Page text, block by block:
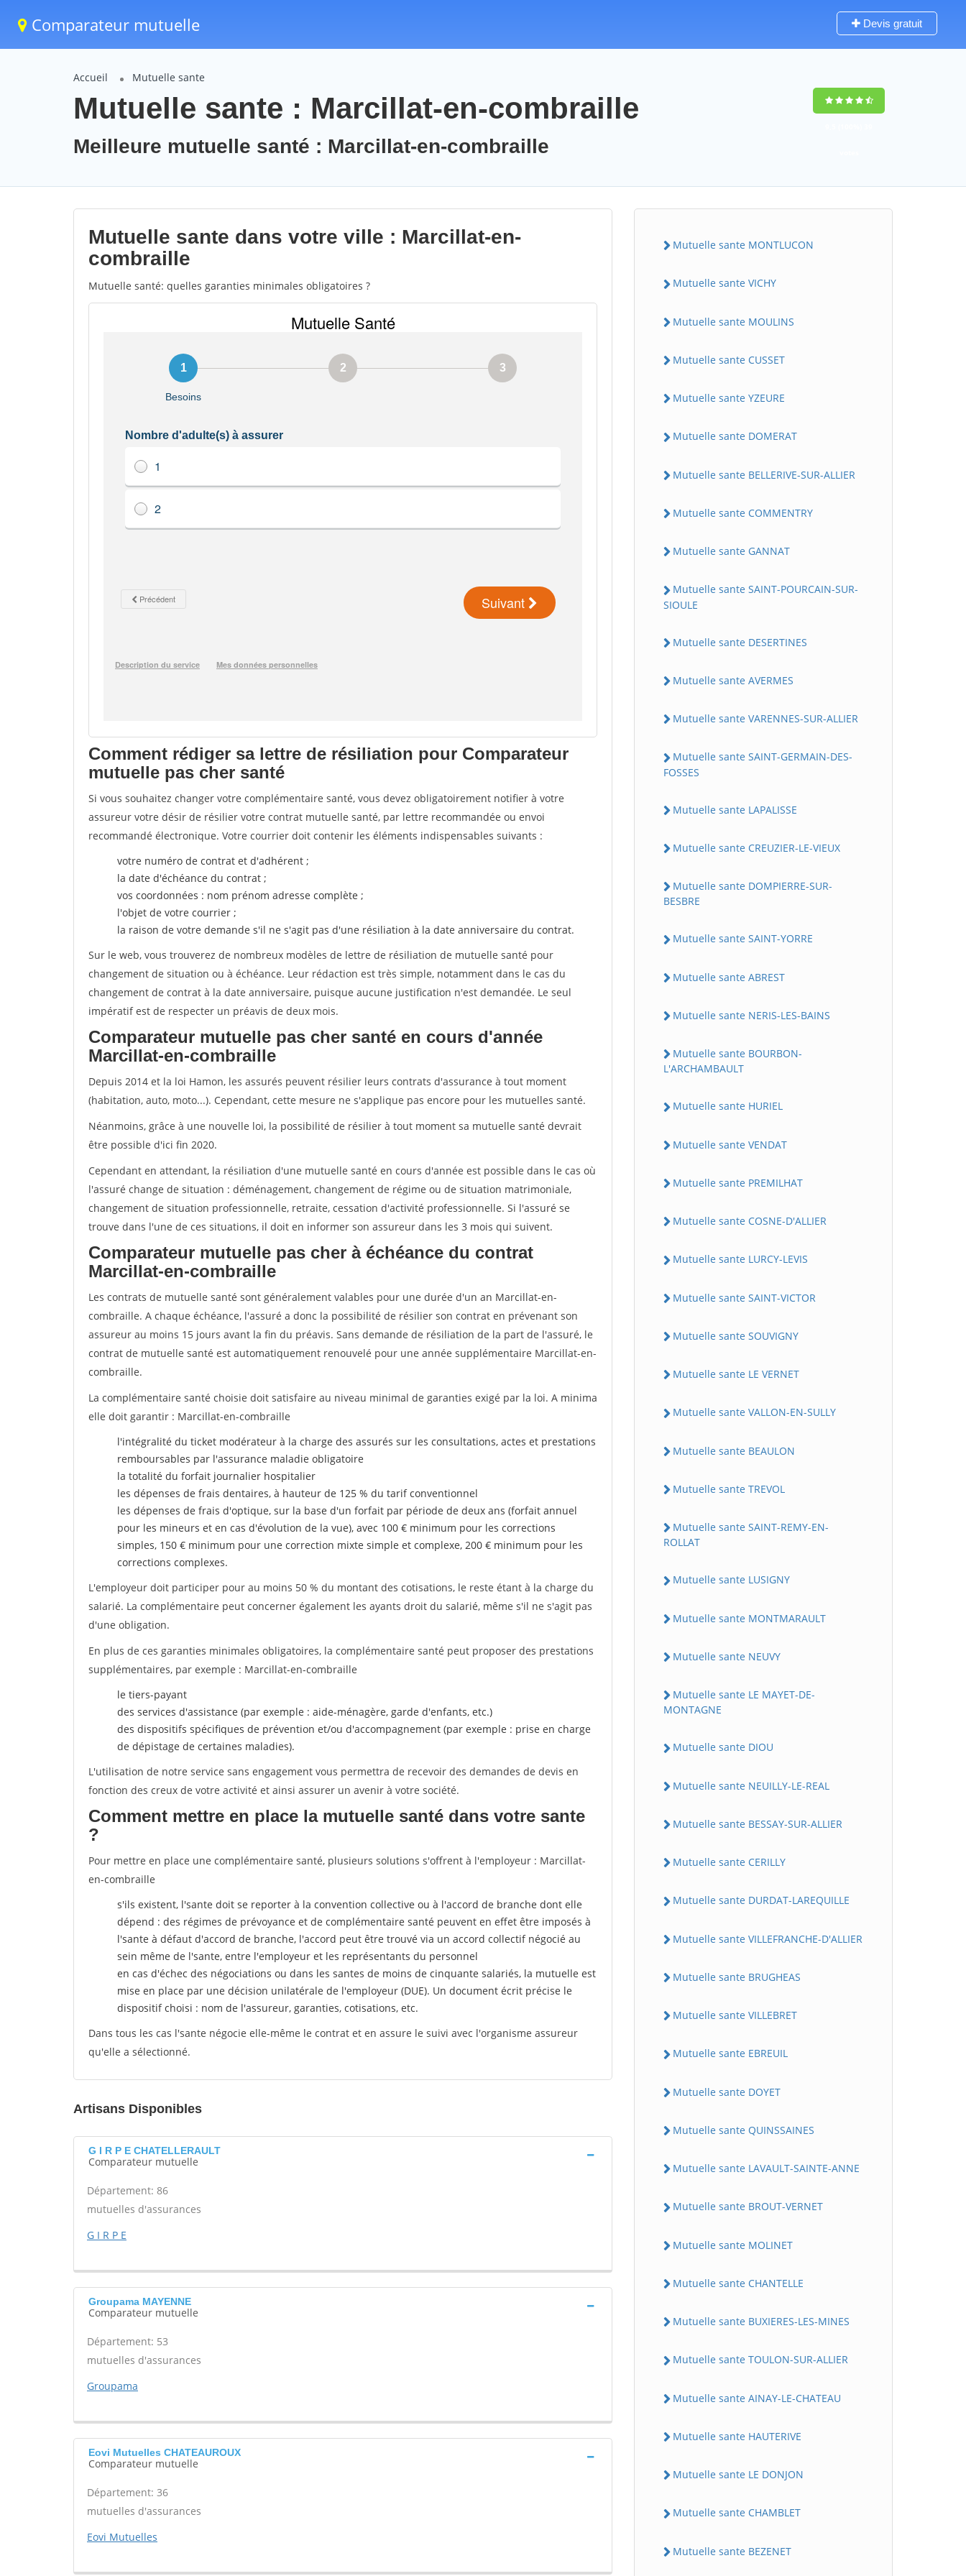
Comparateur mutuelle Devis gratuit
Accueil Mutuelle sante
Mutuelle sante : Marcillat-en-combraille
Meilleure mutuelle santé : Marcillat-en-combraille
Mutuelle sante dans votre ville : Marcillat-en-
combraille
Mutuelle santé: quelles garanties minimales obligatoires ?
Comment rédiger sa lettre de résiliation pour Comparateur
mutuelle pas cher santé
Si vous souhaitez changer votre complémentaire santé, vous devez obligatoirement notifier à votre
assureur votre désir de résilier votre contrat mutuelle santé, par lettre recommandée ou envoi
recommandé électronique. Votre courrier doit contenir les éléments indispensables suivants :
votre numéro de contrat et d'adhérent ;
la date d'échéance du contrat ;
vos coordonnées : nom prénom adresse complète ;
l'objet de votre courrier ;
la raison de votre demande s'il ne s'agit pas d'une résiliation à la date anniversaire du contrat.
Sur le web, vous trouverez de nombreux modèles de lettre de résiliation de mutuelle santé pour
changement de situation ou à échéance. Leur rédaction est très simple, notamment dans le cas du
changement de contrat à la date anniversaire, puisque aucune justification n'est demandée. Le seul
impératif est de respecter un préavis de deux mois.
Comparateur mutuelle pas cher santé en cours d'année
Marcillat-en-combraille
Depuis 2014 et la loi Hamon, les assurés peuvent résilier leurs contrats d'assurance à tout moment
(habitation, auto, moto...). Cependant, cette mesure ne s'applique pas encore pour les mutuelles santé.
Néanmoins, grâce à une nouvelle loi, la possibilité de résilier à tout moment sa mutuelle santé devrait
être possible d'ici fin 2020.
Cependant en attendant, la résiliation d'une mutuelle santé en cours d'année est possible dans le cas où
l'assuré change de situation : déménagement, changement de régime ou de situation matrimoniale,
changement de situation professionnelle, retraite, cessation d'activité professionnelle. Si l'assuré se
trouve dans l'une de ces situations, il doit en informer son assureur dans les 3 mois qui suivent.
Comparateur mutuelle pas cher à échéance du contrat
Marcillat-en-combraille
Les contrats de mutuelle santé sont généralement valables pour une durée d'un an Marcillat-en-
combraille. A chaque échéance, l'assuré a donc la possibilité de résilier son contrat en prévenant son
assureur au moins 15 jours avant la fin du préavis. Sans demande de résiliation de la part de l'assuré, le
contrat de mutuelle santé est automatiquement renouvelé pour une année supplémentaire Marcillat-en-
combraille.
La complémentaire santé choisie doit satisfaire au niveau minimal de garanties exigé par la loi. A minima
elle doit garantir : Marcillat-en-combraille
l'intégralité du ticket modérateur à la charge des assurés sur les consultations, actes et prestations
remboursables par l'assurance maladie obligatoire
la totalité du forfait journalier hospitalier
les dépenses de frais dentaires, à hauteur de 125 % du tarif conventionnel
les dépenses de frais d'optique, sur la base d'un forfait par période de deux ans (forfait annuel
pour les mineurs et en cas d'évolution de la vue), avec 100 € minimum pour les corrections
simples, 150 € minimum pour une correction mixte simple et complexe, 200 € minimum pour les
corrections complexes.
L'employeur doit participer pour au moins 50 % du montant des cotisations, le reste étant à la charge du
salarié. La complémentaire peut concerner également les ayants droit du salarié, même s'il ne s'agit pas
d'une obligation.
En plus de ces garanties minimales obligatoires, la complémentaire santé peut proposer des prestations
supplémentaires, par exemple : Marcillat-en-combraille
le tiers-payant
des services d'assistance (par exemple : aide-ménagère, garde d'enfants, etc.)
des dispositifs spécifiques de prévention et/ou d'accompagnement (par exemple : prise en charge
de dépistage de certaines maladies).
L'utilisation de notre service sans engagement vous permettra de recevoir des demandes de devis en
fonction des creux de votre activité et ainsi assurer un avenir à votre société.
Comment mettre en place la mutuelle santé dans votre sante
?
Pour mettre en place une complémentaire santé, plusieurs solutions s'offrent à l'employeur : Marcillat-
en-combraille
s'ils existent, l'sante doit se reporter à la convention collective ou à l'accord de branche dont elle
dépend : des régimes de prévoyance et de complémentaire santé peuvent en effet être imposés à
l'sante à défaut d'accord de branche, l'accord peut être trouvé via un accord collectif négocié au
sein même de l'sante, entre l'employeur et les représentants du personnel
en cas d'échec des négociations ou dans les santes de moins de cinquante salariés, la mutuelle est
mise en place par une décision unilatérale de l'employeur (DUE). Un document écrit précise le
dispositif choisi : nom de l'assureur, garanties, cotisations, etc.
Dans tous les cas l'sante négocie elle-même le contrat et en assure le suivi avec l'organisme assureur
qu'elle a sélectionné.
Artisans Disponibles
G I R P E CHATELLERAULT
Comparateur mutuelle
Département: 86
mutuelles d'assurances
G I R P E
Groupama MAYENNE
Comparateur mutuelle
Département: 53
mutuelles d'assurances
Groupama
Eovi Mutuelles CHATEAUROUX
Comparateur mutuelle
Département: 36
mutuelles d'assurances
Eovi Mutuelles
Mutuelle sante MONTLUCON
Mutuelle sante VICHY
Mutuelle sante MOULINS
Mutuelle sante CUSSET
Mutuelle sante YZEURE
Mutuelle sante DOMERAT
Mutuelle sante BELLERIVE-SUR-ALLIER
Mutuelle sante COMMENTRY
Mutuelle sante GANNAT
Mutuelle sante SAINT-POURCAIN-SUR-
SIOULE
Mutuelle sante DESERTINES
Mutuelle sante AVERMES
Mutuelle sante VARENNES-SUR-ALLIER
Mutuelle sante SAINT-GERMAIN-DES-
FOSSES
Mutuelle sante LAPALISSE
Mutuelle sante CREUZIER-LE-VIEUX
Mutuelle sante DOMPIERRE-SUR-
BESBRE
Mutuelle sante SAINT-YORRE
Mutuelle sante ABREST
Mutuelle sante NERIS-LES-BAINS
Mutuelle sante BOURBON-
L'ARCHAMBAULT
Mutuelle sante HURIEL
Mutuelle sante VENDAT
Mutuelle sante PREMILHAT
Mutuelle sante COSNE-D'ALLIER
Mutuelle sante LURCY-LEVIS
Mutuelle sante SAINT-VICTOR
Mutuelle sante SOUVIGNY
Mutuelle sante LE VERNET
Mutuelle sante VALLON-EN-SULLY
Mutuelle sante BEAULON
Mutuelle sante TREVOL
Mutuelle sante SAINT-REMY-EN-
ROLLAT
Mutuelle sante LUSIGNY
Mutuelle sante MONTMARAULT
Mutuelle sante NEUVY
Mutuelle sante LE MAYET-DE-
MONTAGNE
Mutuelle sante DIOU
Mutuelle sante NEUILLY-LE-REAL
Mutuelle sante BESSAY-SUR-ALLIER
Mutuelle sante CERILLY
Mutuelle sante DURDAT-LAREQUILLE
Mutuelle sante VILLEFRANCHE-D'ALLIER
Mutuelle sante BRUGHEAS
Mutuelle sante VILLEBRET
Mutuelle sante EBREUIL
Mutuelle sante DOYET
Mutuelle sante QUINSSAINES
Mutuelle sante LAVAULT-SAINTE-ANNE
Mutuelle sante BROUT-VERNET
Mutuelle sante MOLINET
Mutuelle sante CHANTELLE
Mutuelle sante BUXIERES-LES-MINES
Mutuelle sante TOULON-SUR-ALLIER
Mutuelle sante AINAY-LE-CHATEAU
Mutuelle sante HAUTERIVE
Mutuelle sante LE DONJON
Mutuelle sante CHAMBLET
Mutuelle sante BEZENET